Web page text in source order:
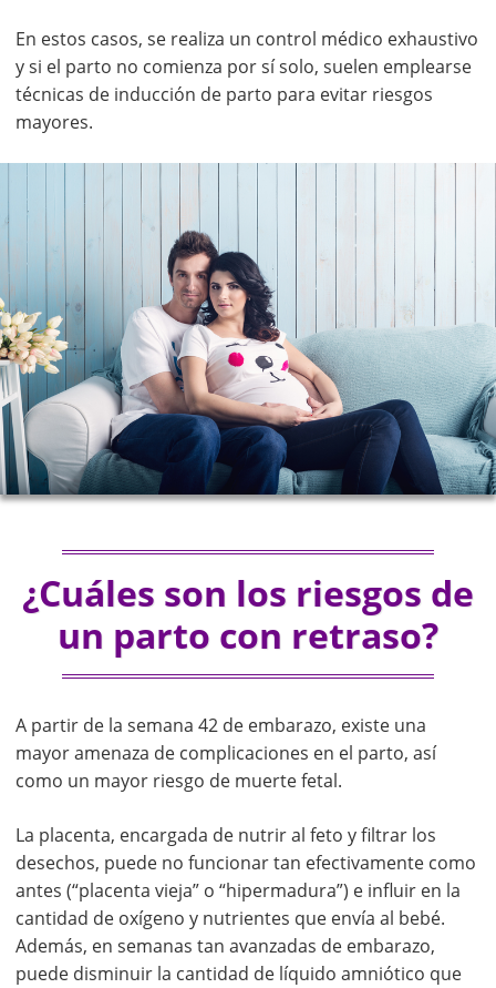
En estos casos, se realiza un control médico exhaustivo
y si el parto no comienza por sí solo, suelen emplearse
técnicas de inducción de parto para evitar riesgos
mayores.
¿Cuáles son los riesgos de
un parto con retraso?
A partir de la semana 42 de embarazo, existe una
mayor amenaza de complicaciones en el parto, así
como un mayor riesgo de muerte fetal.
La placenta, encargada de nutrir al feto y filtrar los
desechos, puede no funcionar tan efectivamente como
antes (“placenta vieja” o “hipermadura”) e influir en la
cantidad de oxígeno y nutrientes que envía al bebé.
Además, en semanas tan avanzadas de embarazo,
puede disminuir la cantidad de líquido amniótico que